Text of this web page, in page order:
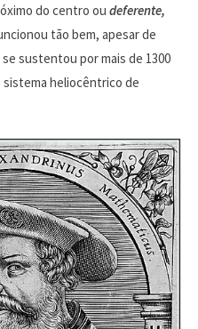
do centro ou deferente,
tão bem, apesar de
sustentou por mais de 1300
heliocêntrico de